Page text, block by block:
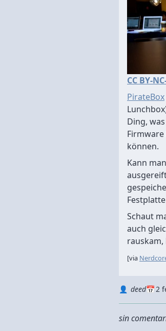
CC BY-
PirateBox
Ding,
können.
Kann
Schaut
auch
rauskam,
[via Nerd
Autordeed
Datum 2
Kategorie
sin